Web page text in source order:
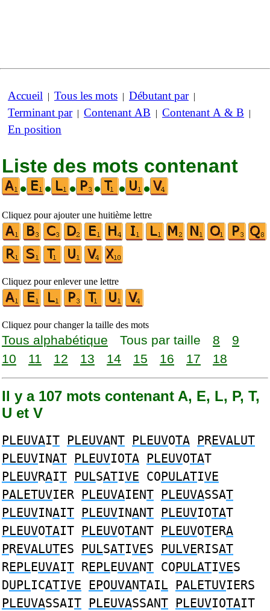
Accueil | Tous les mots | Débutant par|
Terminant par| Contenant AB | Contenant A & B |
En position
Liste des mots contenant
•
• • • • •
Cliquez pour ajouter une huitième lettre
Cliquez pour enlever une lettre
Cliquez pour changer la taille des mots
Tous alphabétique Tous par taille 8
9
10
11 12 13 14 15 16 17 18
Il y a 107 mots contenant A, E, L, P, T,
U et V
PLEUVAIT PLEUVANT PLEUVOTA PREVALUT
PLEUVINAT PLEUVIOTA PLEUVOTAT
PLEUVRAIT PULSATIVE COPULATIVE
PALETUVIER PLEUVAIENT PLEUVASSAT
PLEUVINAIT PLEUVINANT PLEUVIOTAT
PLEUVOTAIT PLEUVOTANT PLEUVOTERA
PREVALUTES PULSATIVES PULVERISAT
REPLEUVAIT REPLEUVANT COPULATIVES
DUPLICATIVE EPOUVANTAIL PALETUVIERS
PLEUVASSAIT PLEUVASSANT PLEUVIOTAIT